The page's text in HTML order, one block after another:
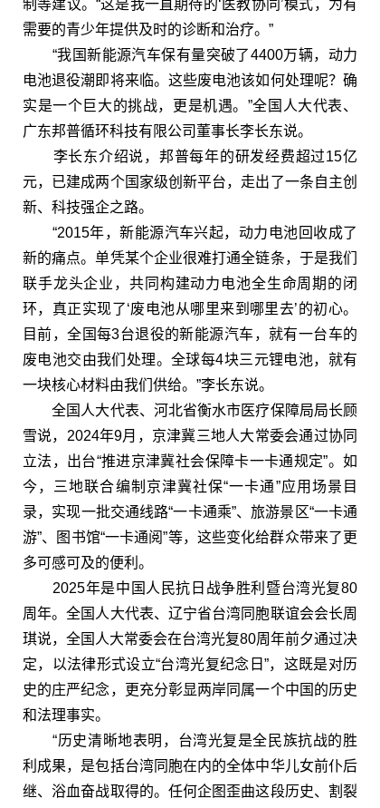
制等建议。“这是我一直期待的‘医教协同’模式，为有
需要的青少年提供及时的诊断和治疗。”
“我国新能源汽车保有量突破了4400万辆，动力
电池退役潮即将来临。这些废电池该如何处理呢？确
实是一个巨大的挑战，更是机遇。”全国人大代表、
广东邦普循环科技有限公司董事长李长东说。
李长东介绍说，邦普每年的研发经费超过15亿
元，已建成两个国家级创新平台，走出了一条自主创
新、科技强企之路。
“2015年，新能源汽车兴起，动力电池回收成了
新的痛点。单凭某个企业很难打通全链条，于是我们
联手龙头企业，共同构建动力电池全生命周期的闭
环，真正实现了‘废电池从哪里来到哪里去’的初心。
目前，全国每3台退役的新能源汽车，就有一台车的
废电池交由我们处理。全球每4块三元锂电池，就有
一块核心材料由我们供给。”李长东说。
全国人大代表、河北省衡水市医疗保障局局长顾
雪说，2024年9月，京津冀三地人大常委会通过协同
立法，出台“推进京津冀社会保障卡一卡通规定”。如
今，三地联合编制京津冀社保“一卡通”应用场景目
录，实现一批交通线路“一卡通乘”、旅游景区“一卡通
游”、图书馆“一卡通阅”等，这些变化给群众带来了更
多可感可及的便利。
2025年是中国人民抗日战争胜利暨台湾光复80
周年。全国人大代表、辽宁省台湾同胞联谊会会长周
琪说，全国人大常委会在台湾光复80周年前夕通过决
定，以法律形式设立“台湾光复纪念日”，这既是对历
史的庄严纪念，更充分彰显两岸同属一个中国的历史
和法理事实。
“历史清晰地表明，台湾光复是全民族抗战的胜
利成果，是包括台湾同胞在内的全体中华儿女前仆后
继、浴血奋战取得的。任何企图歪曲这段历史、割裂